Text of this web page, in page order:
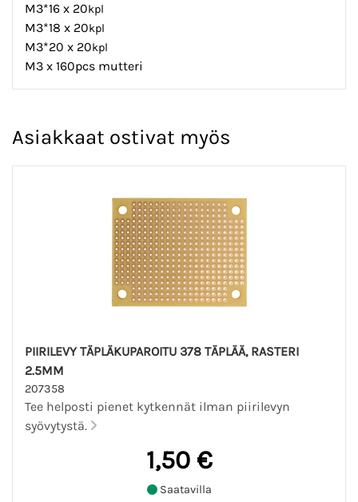
M3*16 x 20kpl
M3*18 x 20kpl
M3*20 x 20kpl
M3 x 160pcs mutteri
Asiakkaat ostivat myös
PIIRILEVY TÄPLÄKUPAROITU 378 TÄPLÄÄ, RASTERI
2.5MM
207358
Tee helposti pienet kytkennät ilman piirilevyn
syövytystä.
1,50 €
Saatavilla